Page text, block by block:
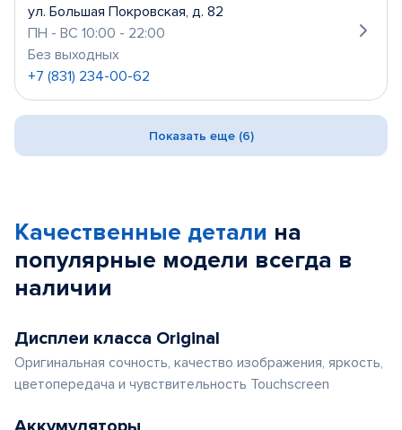
ул. Большая Покровская, д. 82
ПН - ВС 10:00 - 22:00
Без выходных
+7 (831) 234-00-62
Показать еще (6)
Качественные детали на
популярные модели всегда в
наличии
Дисплеи класса Original
Оригинальная сочность, качество изображения, яркость,
цветопередача и чувствительность Touchscreen